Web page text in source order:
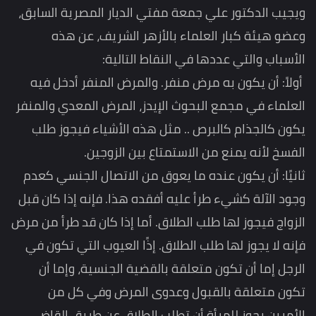
ويجيب الدكتور علي جمعة مفتي الديار المصرية السابق،
وعضو هيئة كبار العلماء بالأزهر الشريف، عن هذه
الأسباب والتي عددها في النقاط التالية:
أولاً: أن يكون به مرض منفر. والمرض المنفر أدخل فيه
العلماء في مجمع البحوث الإيدز، المرض المعدي والمنفر
يكون كالجذام كالبرص .. مثل هذه الأشياء فيجوز طلب
الفسخ لأنه يمنع من الاستمتاع بين الزوجين.
ثانيًا: أن يكون عنده ما يعوق من الاتصال الجنسي كعدم
وجود الآلة كشيء طرأ عليه أفقده هذا. فإنه إذا كان قبل
الزواج فيجوز لها طلب الطلاق. أما إذا كان قد طرأ من مرض
فإنه لا يجوز لها طلب الطلاق. إذًا العيوب التي تكون في
الرجل إما أن تكون متعلقة بالقضية الجنسية، وإما أن
تكون متعلقة بالقبول وعدوى المرض وفي كل من